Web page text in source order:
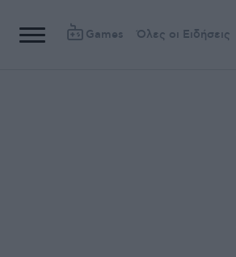
Games Όλες οι Ειδήσεις